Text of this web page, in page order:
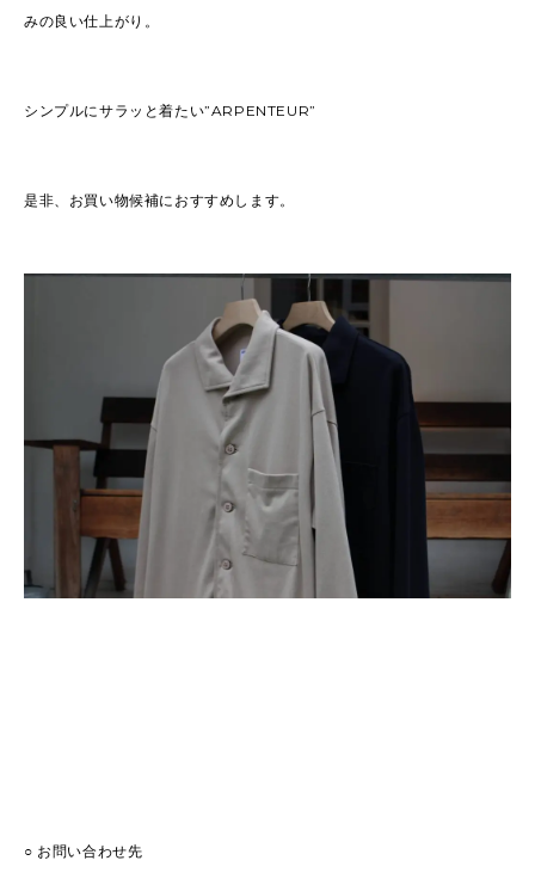
みの良い仕上がり。
シンプルにサラッと着たい”ARPENTEUR”
是非、お買い物候補におすすめします。
○ お問い合わせ先